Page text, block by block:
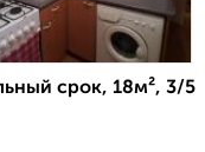
срок, 18м², 3/5